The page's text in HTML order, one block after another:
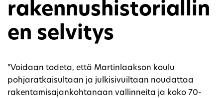
rakennushistoriallin
en selvitys
"Voidaan todeta, että Martinlaakson koulu
pohjaratkaisultaan ja julkisivuiltaan noudattaa
rakentamisajankohtanaan vallinneita ja koko 70-